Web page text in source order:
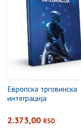
Европска трговинска
интеграција
2.373,00 RSD